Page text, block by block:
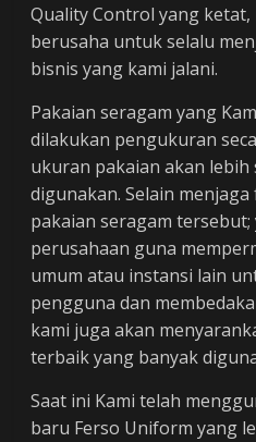
Quality Control yang ketat,
berusaha untuk selalu
bisnis yang kami jalani.
Pakaian seragam yang
dilakukan pengukuran
ukuran pakaian akan lebih
digunakan. Selain
pakaian seragam
perusahaan guna
umum atau instansi lain
pengguna dan
kami juga akan
terbaik yang banyak
Saat ini Kami telah
baru Ferso Uniform yang